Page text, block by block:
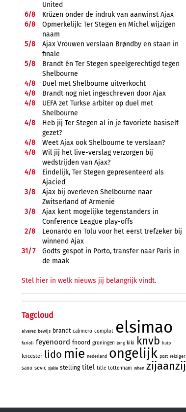
United
6/8
Krüzen onder de indruk van aanwinst Ajax
6/8
Opmerkelijk: Ter Stegen en Míchel wijzigen
naam
5/8
Ajax Vrouwen verslaan Brøndby en staan in
finale
5/8
Brandt én Ter Stegen speelgerechtigd tegen
Shelbourne
4/8
Duel met Shelbourne uitverkocht
4/8
Brandt nog niet ingeschreven door Ajax
4/8
UEFA zet Turkse arbiter op duel met
Shelbourne
4/8
Heb jij Ter Stegen al in je favoriete basiself
gezet?
4/8
Weet Ajax ook Shelbourne te verslaan?
4/8
Wil jij het live-verslag verzorgen bij
wedstrijden van Ajax?
4/8
Eindelijk, Ter Stegen gepresenteerd als
Ajacied
3/8
Ajax bij overleven Shelbourne naar
Zwitserland of Armenië
3/8
Ajax kent mogelijke tegenstanders in
Conference League play-offs
2/8
Leonardo en Tolu voor het eerst trefzeker bij
winnend Ajax
31/7
Godts gespot in Porto, transfer naar Paris in
de maak
Stel hier in welk nieuws jij belangrijk vindt.
Tagcloud
alvarez bewijs brandt calimero complot elsimao
farioli feyenoord fnoord groningen jong kiki knvb kuip
leicester lido mie nederland ongelijk post reiziger
sano sevic sjakie stelling titel title tottenham when zijaanzij